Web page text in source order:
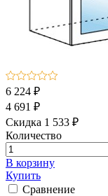
6 224 ₽
4 691 ₽
Скидка 1 533 ₽
Количество
В корзину
Купить
Сравнение